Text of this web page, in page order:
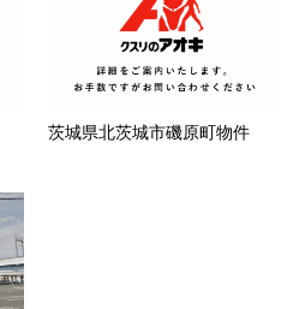
茨城県北茨城市磯原町物件